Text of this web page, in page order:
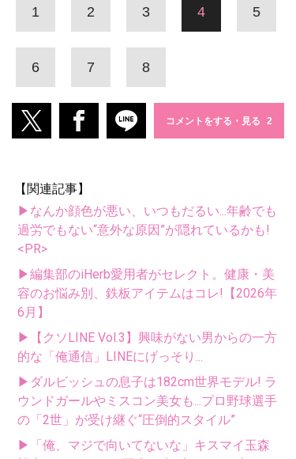
1 2 3 4 5
6 7 8
コメントをする・見る
【関連記事】
▶なんか顔色が悪い、いつもだるい...年齢でも
過労でもない“意外な原因”が隠れているかも!
<PR>
▶編集部のiHerb愛用者がセレクト。健康・美
容のお悩み別、鉄板アイテムはコレ!【2026年
6月】
▶【クソLINE Vol.3】興味がない男からの一方
的な「俺通信」LINEにげっそり...
▶ダルビッシュの息子は182cm世界モデル! ラ
ウンドガールやミスコン美女も...プロ野球選手
の「2世」が受け継ぐ“圧倒的スタイル”
▶「俺、マジで向いてないな」キスマイ玉森